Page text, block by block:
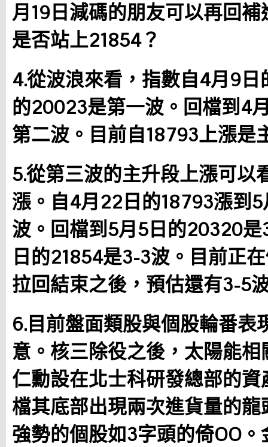
月19日減碼的朋友可以再回
是否站上21854？
4.從波浪來看，指數自4月9
的20023是第一波。回檔到4
第二波。目前自18793上漲是
5.從第三波的主升段上漲可以
漲。自4月22日的18793漲到
波。回檔到5月5日的20320
日的21854是3-3波。目前正
拉回結束之後，預估還有3-5
6.目前盤面類股與個股輪番表
意。核三除役之後，太陽能
仁勳設在北士科研發總部的
檔其底部出現兩次進貨量的
強勢的個股如3字頭的倚OO